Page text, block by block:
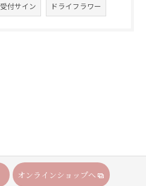
受付サイン ドライフラワー
オンラインショップへ